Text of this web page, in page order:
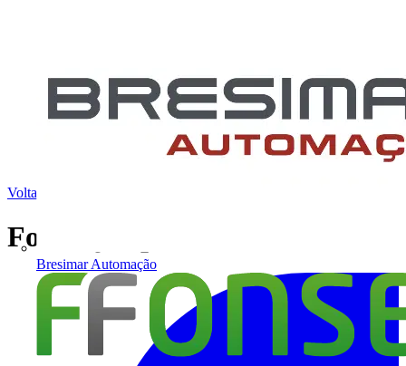
Bresimar Automação
Voltar para Notícias
Formação profissional